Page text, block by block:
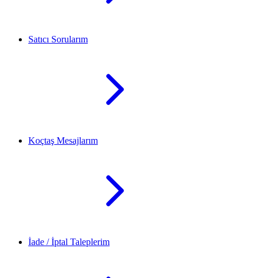
Satıcı Sorularım
Koçtaş Mesajlarım
İade / İptal Taleplerim